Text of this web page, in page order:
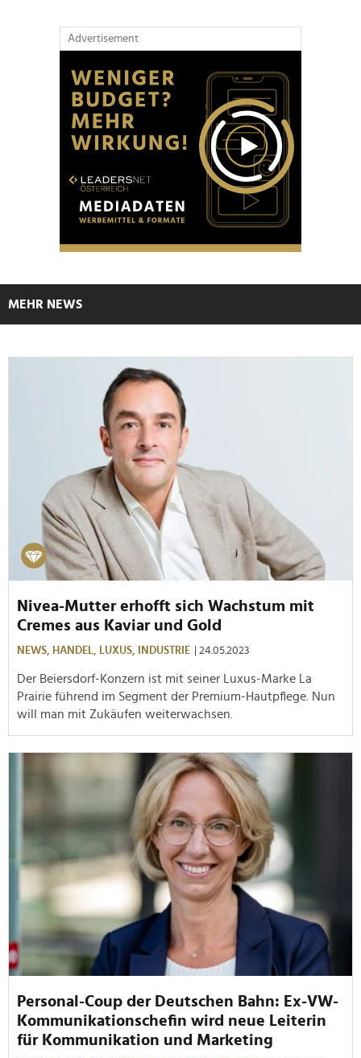
Advertisement
MEHR NEWS
Nivea-Mutter erhofft sich Wachstum mit
Cremes aus Kaviar und Gold
NEWS, HANDEL, LUXUS, INDUSTRIE | 24.05.2023
Der Beiersdorf-Konzern ist mit seiner Luxus-Marke La
Prairie führend im Segment der Premium-Hautpflege. Nun
will man mit Zukäufen weiterwachsen.
Personal-Coup der Deutschen Bahn: Ex-VW-
Kommunikationschefin wird neue Leiterin
für Kommunikation und Marketing